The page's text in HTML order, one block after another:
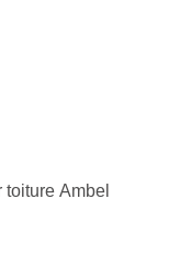
Ambel